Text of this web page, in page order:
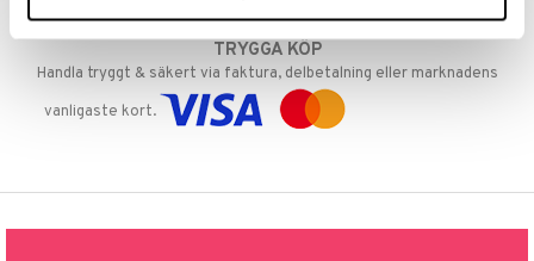
TRYGGA KÖP
Handla tryggt & säkert via faktura, delbetalning eller marknadens
vanligaste kort.